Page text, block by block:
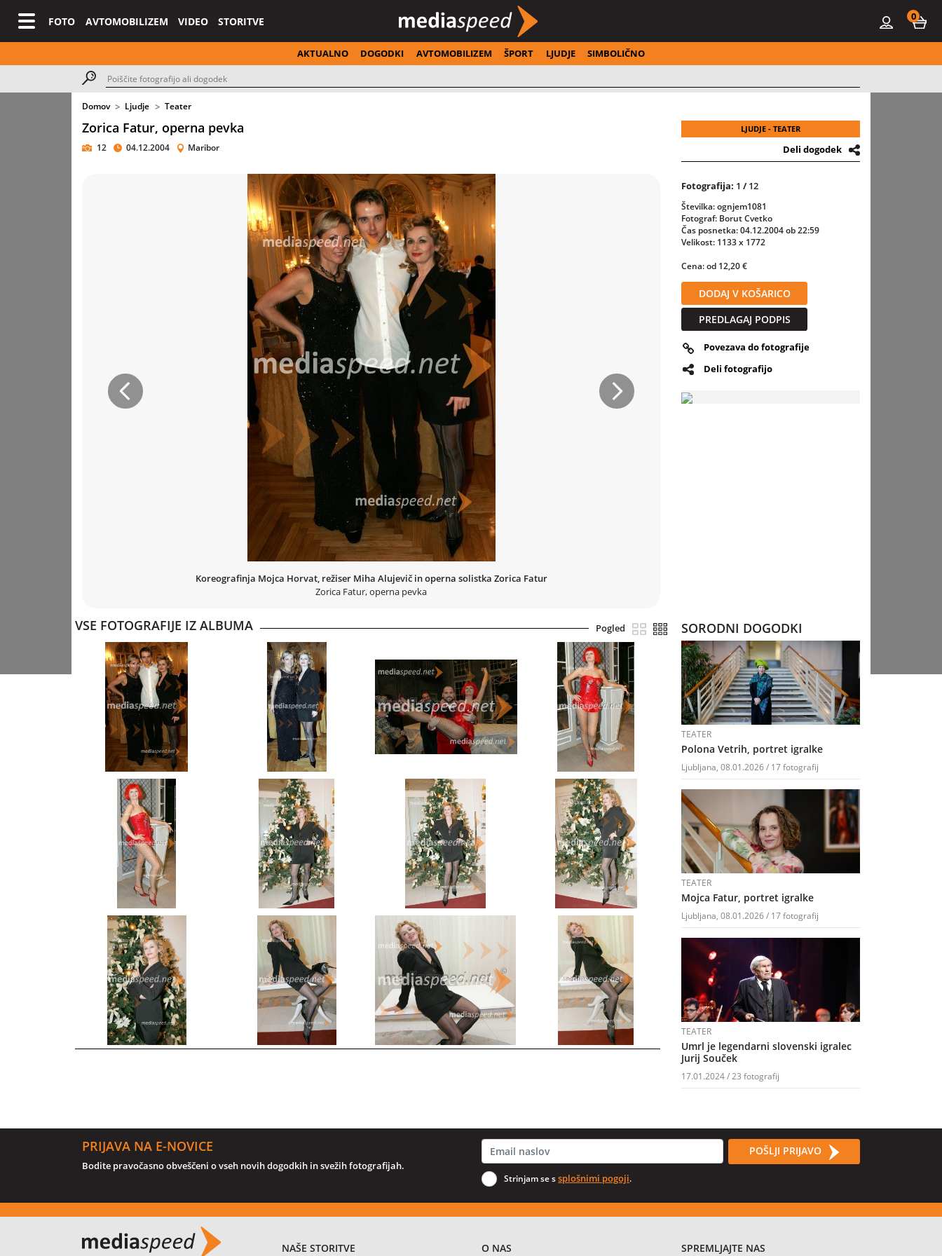
FOTO AVTOMOBILIZEM VIDEO STORITVE 0
AKTUALNO DOGODKI AVTOMOBILIZEM ŠPORT LJUDJE SIMBOLIČNO
Domov Ljudje Teater
Zorica Fatur, operna pevka
12 04.12.2004 Maribor
LJUDJE - TEATER
Deli dogodek
Koreografinja Mojca Horvat, režiser Miha Alujevič in operna solistka Zorica Fatur
Zorica Fatur, operna pevka
Prejšnja Naslednja
Fotografija: 1 /12
Številka: ognjem1081
Fotograf: Borut Cvetko
Čas posnetka: 04.12.2004 ob 22:59
Velikost: 1133 x 1772
Cena: od 12,20 €
DODAJ V KOŠARICO
PREDLAGAJ PODPIS
Povezava do fotografije
Deli fotografijo
VSE FOTOGRAFIJE IZ ALBUMA Pogled SORODNI DOGODKI
TEATER
Polona Vetrih, portret igralke
Ljubljana, 08.01.2026 / 17 fotografij
TEATER
Mojca Fatur, portret igralke
Ljubljana, 08.01.2026 / 17 fotografij
TEATER
Umrl je legendarni slovenski igralec
Jurij Souček
17.01.2024 / 23 fotografij
PRIJAVA NA E-NOVICE
Bodite pravočasno obveščeni o vseh novih dogodkih in svežih fotografijah.
POŠLJI PRIJAVO
Strinjam se ssplošnimi pogoji.
NAŠE STORITVE O NAS SPREMLJAJTE NAS